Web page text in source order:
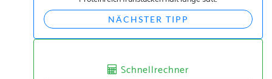
NÄCHSTER TIPP
Schnellrechner